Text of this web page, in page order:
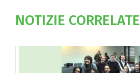
NOTIZIE CORRELATE